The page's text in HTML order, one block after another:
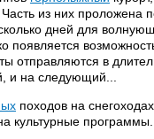
из них проложена
дней для
появляется
отправляются в
и на следующий...
походов на
культурные программы.